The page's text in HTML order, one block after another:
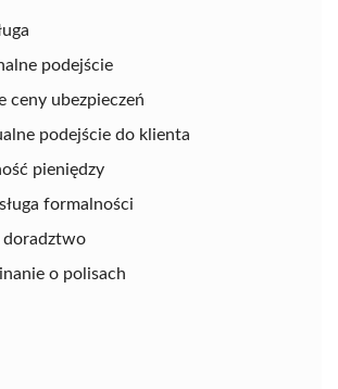
podejście
ceny ubezpieczeń
podejście do klienta
pieniędzy
formalności
o polisach